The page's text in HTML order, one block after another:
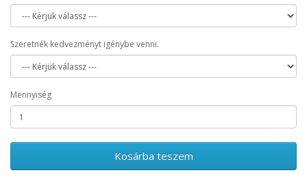
Szeretnék kedvezményt igénybe venni.
Mennyiség
Kosárba teszem